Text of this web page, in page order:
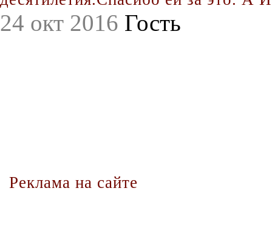
24 окт 2016 Гость
Реклама на сайте